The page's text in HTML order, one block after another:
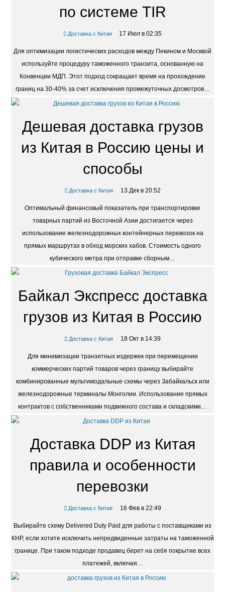
по системе TIR
Доставка с Китая 17 Июл в 02:35
Для оптимизации логистических расходов между Пекином и Москвой
используйте процедуру таможенного транзита, основанную на
Конвенции МДП. Этот подход сокращает время на прохождение
границ на 30-40% за счет исключения промежуточных досмотров…
Дешевая доставка грузов
из Китая в Россию цены и
способы
Доставка с Китая 13 Дек в 20:52
Оптимальный финансовый показатель при транспортировке
товарных партий из Восточной Азии достигается через
использование железнодорожных контейнерных перевозок на
прямых маршрутах в обход морских хабов. Стоимость одного
кубического метра при отправке сборным…
Байкал Экспресс доставка
грузов из Китая в Россию
Доставка с Китая 18 Окт в 14:39
Для минимизации транзитных издержек при перемещении
коммерческих партий товаров через границу выбирайте
комбинированные мультимодальные схемы через Забайкальск или
железнодорожные терминалы Монголии. Использование прямых
контрактов с собственниками подвижного состава и складскими…
Доставка DDP из Китая
правила и особенности
перевозки
Доставка с Китая 16 Фев в 22:49
Выбирайте схему Delivered Duty Paid для работы с поставщиками из
КНР, если хотите исключить непредвиденные затраты на таможенной
границе. При таком подходе продавец берет на себя покрытие всех
платежей, включая…